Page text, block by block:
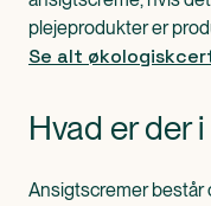
plejeprodukter er
Se alt
Hvad er der
Ansigtscremer består